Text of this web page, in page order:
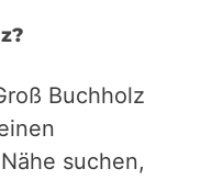
Buchholz
suchen,